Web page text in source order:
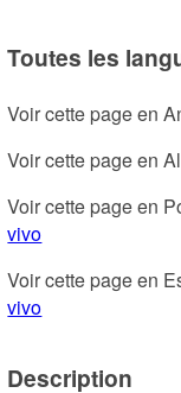
Toutes les
Voir cette page en
Voir cette page en
Voir cette page en
vivo
Voir cette page en
vivo
Description